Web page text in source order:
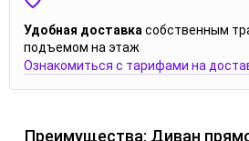
Удобная доставка собственным
подъемом на этаж
Ознакомиться с тарифами на
Преимущества: Диван